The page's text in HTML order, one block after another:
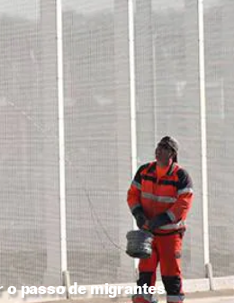
o passo de migrantes